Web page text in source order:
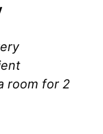
room for 2